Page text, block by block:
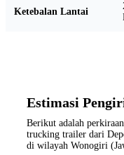
Ketebalan Lantai
Estimasi
Berikut adalah
trucking trailer dari
di wilayah Wonogiri